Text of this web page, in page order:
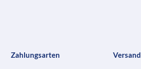
Zahlungsarten Versand